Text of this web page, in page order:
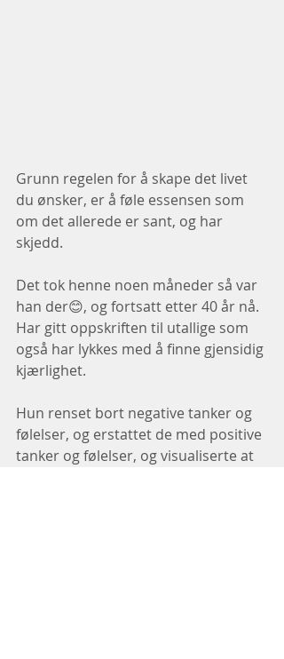
Grunn regelen for å skape det livet
du ønsker, er å føle essensen som
om det allerede er sant, og har
skjedd.
Det tok henne noen måneder så var
han der😊, og fortsatt etter 40 år nå.
Har gitt oppskriften til utallige som
også har lykkes med å finne gjensidig
kjærlighet.
Hun renset bort negative tanker og
følelser, og erstattet de med positive
tanker og følelser, og visualiserte at